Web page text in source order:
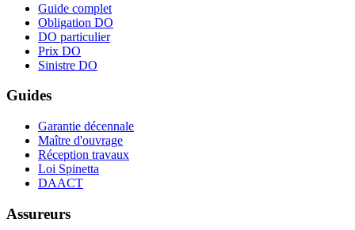
Guide complet
Obligation DO
DO particulier
Prix DO
Sinistre DO
Guides
Garantie décennale
Maître d'ouvrage
Réception travaux
Loi Spinetta
DAACT
Assureurs